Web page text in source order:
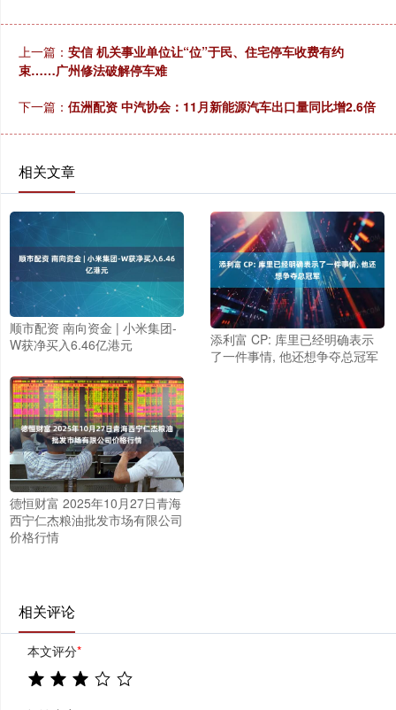
上一篇： 安信 机关事业单位让“位”于民、住宅停车收费有约
束……广州修法破解停车难
下一篇： 伍洲配资 中汽协会：11月新能源汽车出口量同比增2.6倍
相关文章
顺市配资 南向资金 | 小米集团-
W获净买入6.46亿港元
添利富 CP: 库里已经明确表示
了一件事情, 他还想争夺总冠军
德恒财富 2025年10月27日青海
西宁仁杰粮油批发市场有限公司
价格行情
相关评论
本文评分*